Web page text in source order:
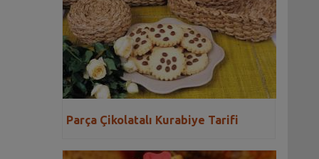
Parça Çikolatalı Kurabiye Tarifi